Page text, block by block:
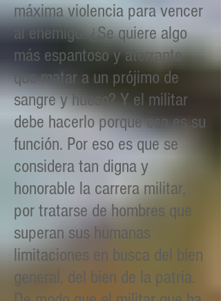
máxima violencia para vencer
al enemigo. ¿Se quiere algo
más espantoso y aterrante
que matar a un prójimo de
sangre y hueso? Y el militar
debe hacerlo porque esa es su
función. Por eso es que se
considera tan digna y
honorable la carrera militar,
por tratarse de hombres que
superan sus humanas
limitaciones en busca del bien
general, del bien de la patria.